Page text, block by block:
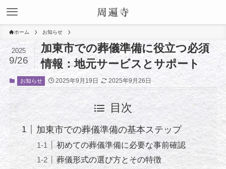
ホーム お知らせ
加東市での葬儀準備に役立つ必須
情報：地元サービスとサポート
2025
9/26
お知らせ 2025年9月19日 2025年9月26日
目次
加東市での葬儀準備の基本ステップ
初めての葬儀準備に必要な事前確認
葬儀形式の選び方とその特徴